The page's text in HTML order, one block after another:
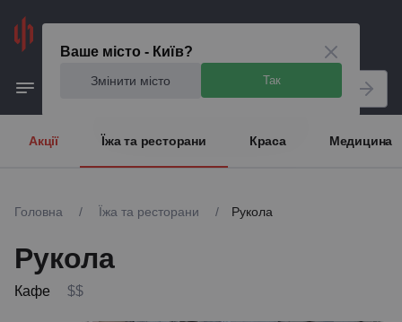
Ваше місто - Київ?
Змінити місто Так
Акції Їжа та ресторани Краса Медицина
Головна / Їжа та ресторани / Рукола
Рукола
Кафе $$